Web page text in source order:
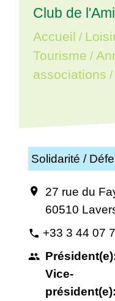
Club de
Accueil /
Tourisme /
associations /
Solidarité /
location_on
27 rue du
60510
phone +33 3 44 07
people
Vice-
président(e):